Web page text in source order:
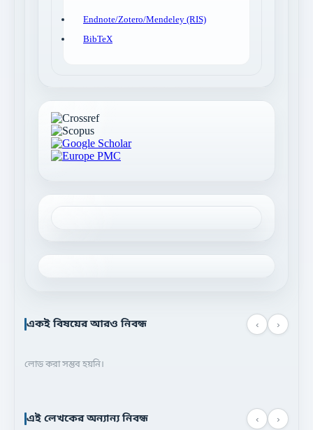
Endnote/Zotero/Mendeley (RIS)
BibTeX
একই বিষয়ের আরও নিবন্ধ ‹ ›
লোড করা সম্ভব হয়নি।
এই লেখকের অন্যান্য নিবন্ধ ‹ ›